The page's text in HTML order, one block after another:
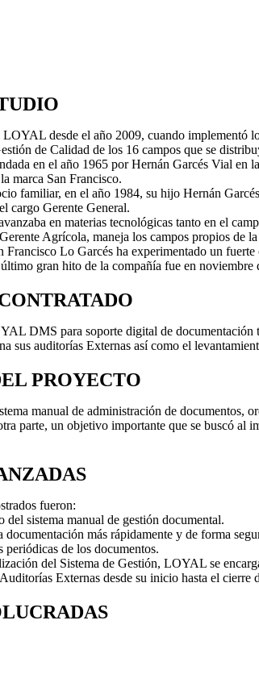
desde el año 2009, cuando implementó
de Calidad de los 16 campos que se
en el año 1965 por Hernán Garcés Vial
marca San Francisco.
familiar, en el año 1984, su hijo Hernán
cargo Gerente General.
en materias tecnológicas tanto en el
Agrícola, maneja los campos propios de
Francisco Lo Garcés ha experimentado un
gran hito de la compañía fue en
DMS para soporte digital de
sus auditorías Externas así como el
PROYECTO
manual de administración de documentos,
parte, un objetivo importante que se buscó
fueron:
del sistema manual de gestión documental.
más rápidamente y de forma
periódicas de los documentos.
del Sistema de Gestión, LOYAL se
Externas desde su inicio hasta el cierre